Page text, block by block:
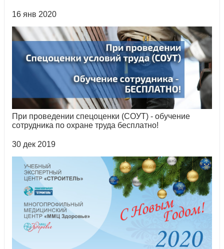
16 янв 2020
При проведении спецоценки (СОУТ) - обучение
сотрудника по охране труда бесплатно!
30 дек 2019